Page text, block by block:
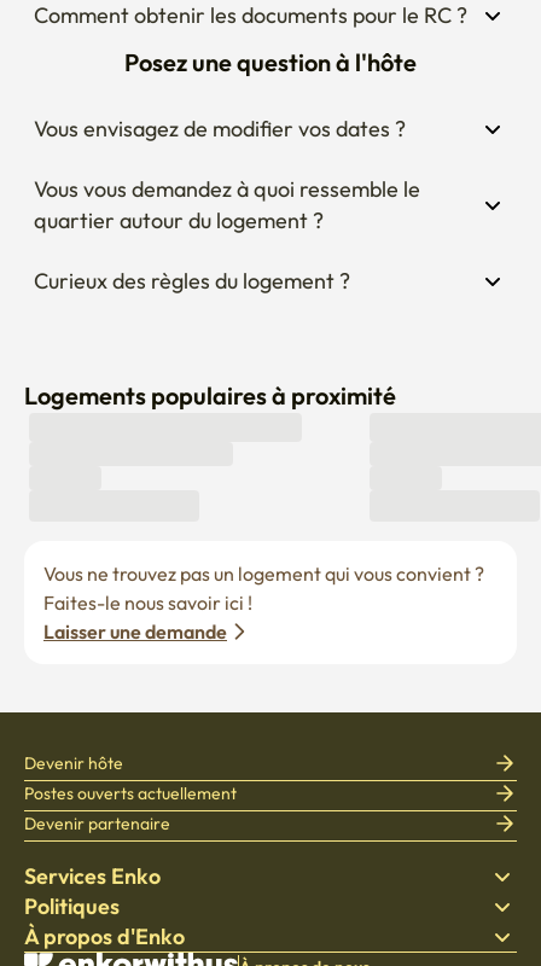
Comment obtenir les documents pour le RC ?
Posez une question à l'hôte
Vous envisagez de modifier vos dates ?
Vous vous demandez à quoi ressemble le
quartier autour du logement ?
Curieux des règles du logement ?
Logements populaires à proximité
Vous ne trouvez pas un logement qui vous convient ?
Faites-le nous savoir ici !
Laisser une demande
Services Enko
Trouver un logement
Literie
Politiques
Politique de confidentialité
À propos d'Enko
Devenir hôte
Postes ouverts actuellement
Devenir partenaire